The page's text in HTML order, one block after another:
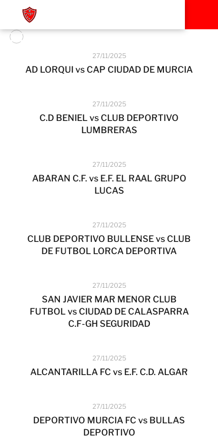
27/11/2025
AD LORQUI vs CAP CIUDAD DE MURCIA
27/11/2025
C.D BENIEL vs CLUB DEPORTIVO
LUMBRERAS
27/11/2025
ABARAN C.F. vs E.F. EL RAAL GRUPO
LUCAS
27/11/2025
CLUB DEPORTIVO BULLENSE vs CLUB
DE FUTBOL LORCA DEPORTIVA
27/11/2025
SAN JAVIER MAR MENOR CLUB
FUTBOL vs CIUDAD DE CALASPARRA
C.F-GH SEGURIDAD
27/11/2025
ALCANTARILLA FC vs E.F. C.D. ALGAR
27/11/2025
DEPORTIVO MURCIA FC vs BULLAS
DEPORTIVO